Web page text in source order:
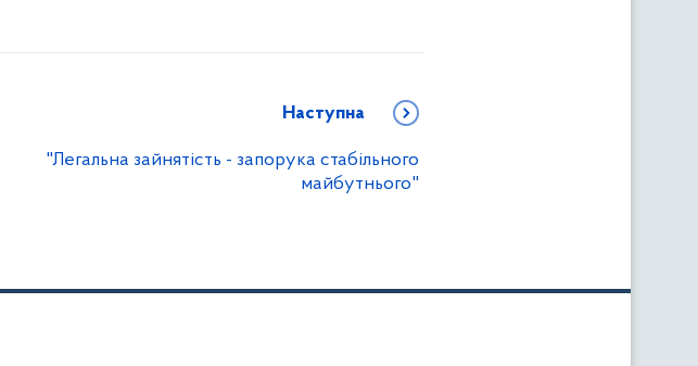
Наступна
"Легальна зайнятість - запорука стабільного
майбутнього"